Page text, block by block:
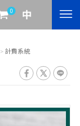
0
> 計費系統